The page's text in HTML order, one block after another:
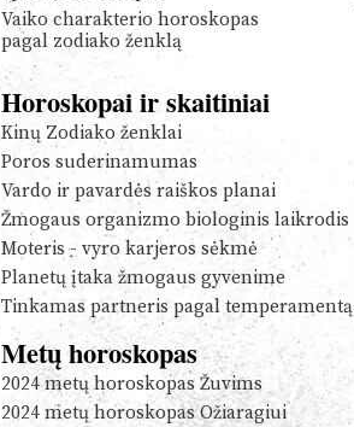
Vaiko charakterio horoskopas
pagal zodiako ženklą
Horoskopai ir skaitiniai
Kinų Zodiako ženklai
Poros suderinamumas
Vardo ir pavardės raiškos planai
Žmogaus organizmo biologinis laikrodis
Moteris - vyro karjeros sėkmė
Planetų įtaka žmogaus gyvenime
Tinkamas partneris pagal temperamentą
Metų horoskopas
2024 metų horoskopas Žuvims
2024 metų horoskopas Ožiaragiui